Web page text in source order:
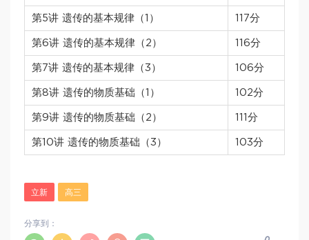
第5讲 遗传的基本规律（1） 117分
第6讲 遗传的基本规律（2） 116分
第7讲 遗传的基本规律（3） 106分
第8讲 遗传的物质基础（1） 102分
第9讲 遗传的物质基础（2） 111分
第10讲 遗传的物质基础（3） 103分
立新 高三
分享到：